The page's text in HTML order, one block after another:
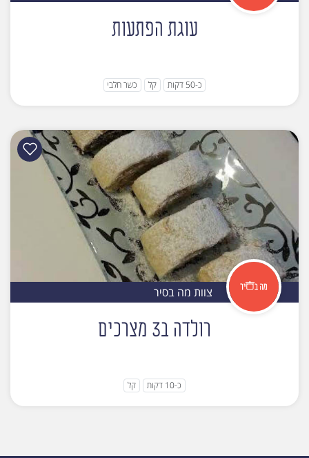
עוגת הפתעות
כ-50 דקות קל כשר חלבי
צוות מה בסיר
רולדה ב3 מצרכים
כ-10 דקות קל